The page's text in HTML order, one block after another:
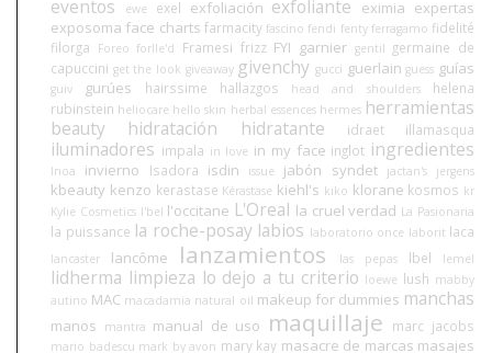
eventos ewe exel exfoliación exfoliante eximia expertas
exposoma face charts farmacity fascino fendi fenty ferragamo fidelité
filorga
Foreo forlle'd Framesi frizz FYI garnier gentil germaine de
capuccini get the look giveaway givenchy gucci guerlain guess guías
guiv gurúes hairssime hallazgos head and shoulders
helena
rubinstein heliocare hello skin herbal essences hermes herramientas
beauty
hidratación hidratante idraet illamasqua
iluminadores impala in love in my face inglot ingredientes
Inoa invierno Isadora isdin issue jabón syndet jactan's jergens
kbeauty kenzo kerastase Kérastase kiehl's kiko klorane kosmos kr
Kylie Cosmetics l'bel l'occitane L'Oreal la cruel verdad La Pasionaria
la puissance la roche-posay labios laboratorio once laborit laca
lancaster lancôme lanzamientos las pepas lbel lemel
lidherma limpieza lo dejo a tu criterio loewe lush mabby
autino MAC macadamia natural oil makeup for dummies manchas
manos mantra manual de uso maquillaje marc jacobs
mario badescu mark by avon mary kay masacre de marcas masajes